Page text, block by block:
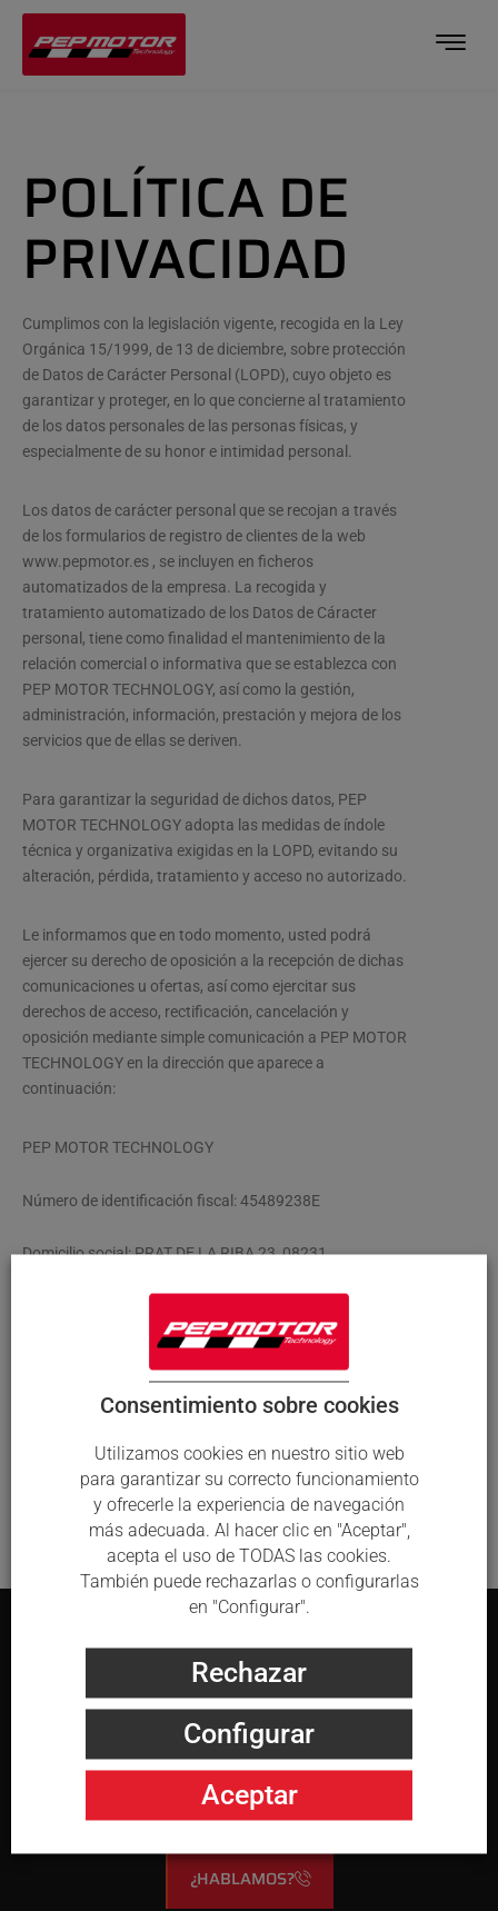
POLÍTICA DE
PRIVACIDAD
Cumplimos con la legislación vigente, recogida en la Ley
Orgánica 15/1999, de 13 de diciembre, sobre protección
de Datos de Carácter Personal (LOPD), cuyo objeto es
garantizar y proteger, en lo que concierne al tratamiento
de los datos personales de las personas físicas, y
especialmente de su honor e intimidad personal.
Los datos de carácter personal que se recojan a través
de los formularios de registro de clientes de la web
www.pepmotor.es , se incluyen en ficheros
automatizados de la empresa. La recogida y
tratamiento automatizado de los Datos de Cáracter
personal, tiene como finalidad el mantenimiento de la
relación comercial o informativa que se establezca con
PEP MOTOR TECHNOLOGY, así como la gestión,
administración, información, prestación y mejora de los
servicios que de ellas se deriven.
Para garantizar la seguridad de dichos datos, PEP
MOTOR TECHNOLOGY adopta las medidas de índole
técnica y organizativa exigidas en la LOPD, evitando su
alteración, pérdida, tratamiento y acceso no autorizado.
Le informamos que en todo momento, usted podrá
ejercer su derecho de oposición a la recepción de dichas
comunicaciones u ofertas, así como ejercitar sus
derechos de acceso, rectificación, cancelación y
oposición mediante simple comunicación a PEP MOTOR
TECHNOLOGY en la dirección que aparece a
continuación:
PEP MOTOR TECHNOLOGY
Número de identificación fiscal: 45489238E
Domicilio social: PRAT DE LA RIBA 23, 08231
(BARCELONA, SPAIN)
TEL. +34 650 342 239
Contáctanos. Será el
principio de algo
grande!
¿HABLAMOS?
Consentimiento sobre cookies
Utilizamos cookies en nuestro sitio web
para garantizar su correcto funcionamiento
y ofrecerle la experiencia de navegación
más adecuada. Al hacer clic en "Aceptar",
acepta el uso de TODAS las cookies.
También puede rechazarlas o configurarlas
en "Configurar".
Rechazar
Configurar
Aceptar